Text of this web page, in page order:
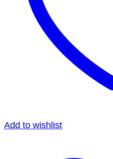
Add to wishlist